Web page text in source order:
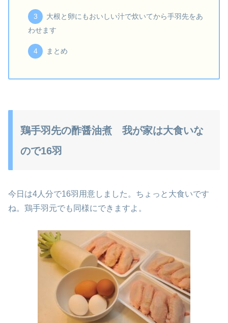
大根と卵にもおいしい汁で炊いてから手羽先をあ
わせます
まとめ
鶏手羽先の酢醤油煮 我が家は大食いな
ので16羽
今日は4人分で16羽用意しました。ちょっと大食いです
ね。鶏手羽元でも同様にできますよ。